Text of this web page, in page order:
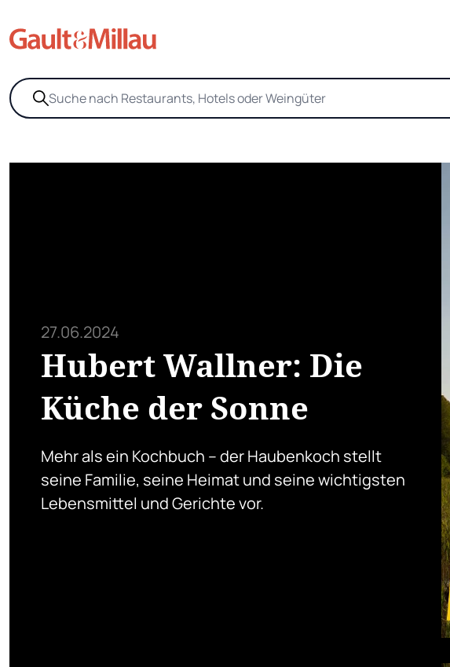
27.06.2024
Hubert Wallner: Die
Küche der Sonne
Mehr als ein Kochbuch – der Haubenkoch stellt
seine Familie, seine Heimat und seine wichtigsten
Lebensmittel und Gerichte vor.